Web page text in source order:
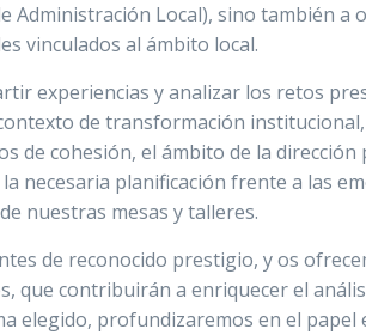
Administración Local), sino también a
vinculados al ámbito local.
experiencias y analizar los retos
de transformación
de cohesión, el ámbito de la dirección
necesaria planificación frente a las
nuestras mesas y talleres.
de reconocido prestigio, y os
que contribuirán a enriquecer el
elegido, profundizaremos en el papel